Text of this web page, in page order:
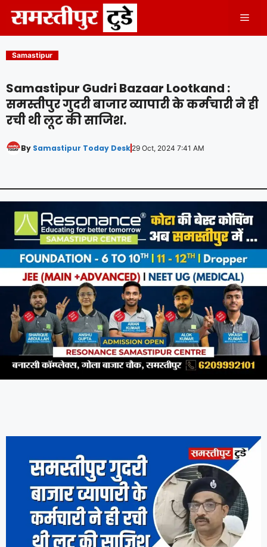
content
Samastipur
Samastipur Gudri Bazaar Lootkand :
समस्तीपुर गुदरी बाजार व्यापारी के कर्मचारी ने ही
रची थी लूट की साजिश.
By Samastipur Today Desk 29 Oct, 2024 7:41 AM